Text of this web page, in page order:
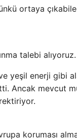
ortaya
talebi
yeşil enerji gibi
Ancak mevcut
koruması